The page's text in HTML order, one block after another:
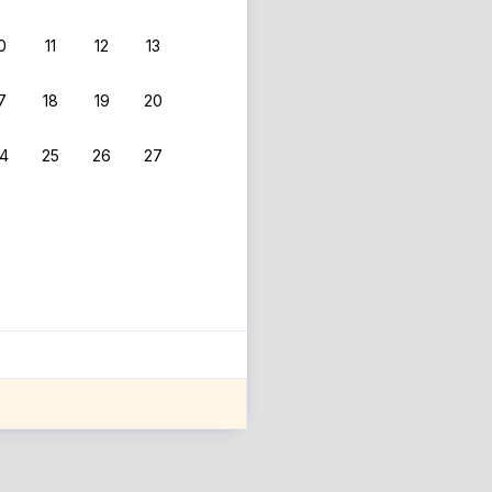
11 12 13
18 19 20
25 26 27